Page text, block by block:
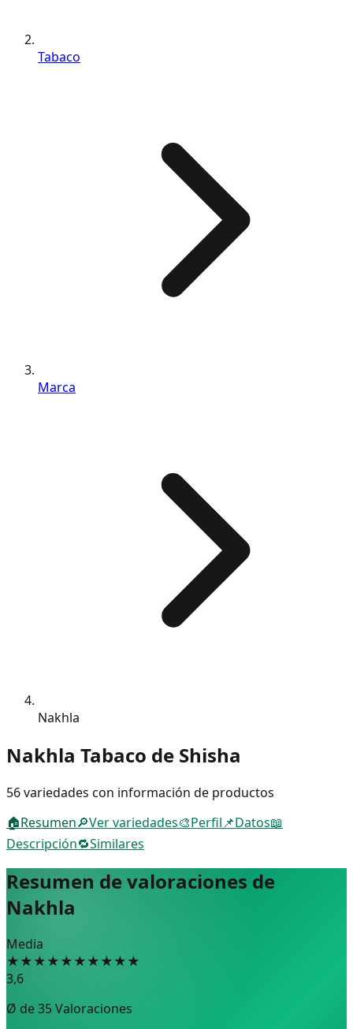
Tabaco
Marca
Nakhla
Nakhla Tabaco de Shisha
56 variedades con información de productos
🏠Resumen🔎Ver variedades🎨Perfil📌Datos📖
Descripción🔁Similares
Resumen de valoraciones de
Nakhla
Media
★★★★★★★★★★
3,6
Ø de35Valoraciones